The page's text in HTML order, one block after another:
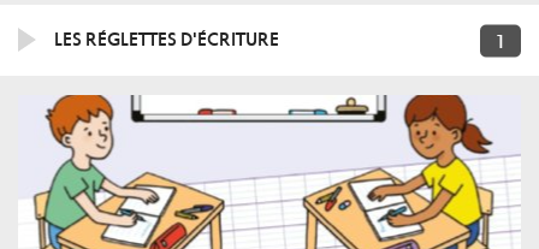
LES RÉGLETTES D'ÉCRITURE 1